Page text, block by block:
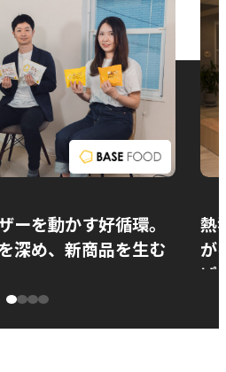
ーを動かす好循環。
深め、新商品を生む
熱
が
ぱ